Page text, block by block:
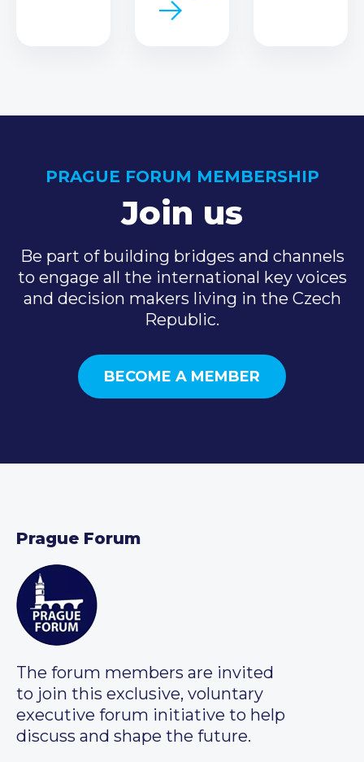
PRAGUE FORUM MEMBERSHIP
Join us
Be part of building bridges and channels
to engage all the international key voices
and decision makers living in the Czech
Republic.
BECOME A MEMBER
Prague Forum
The forum members are invited
to join this exclusive, voluntary
executive forum initiative to help
discuss and shape the future.